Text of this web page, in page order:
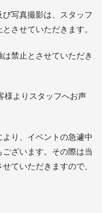
写真撮影は、スタッフ
させていただきます。
禁止とさせていただき
よりスタッフへお声
り、イベントの急遽中
ざいます。その際は当
ていただきますので、